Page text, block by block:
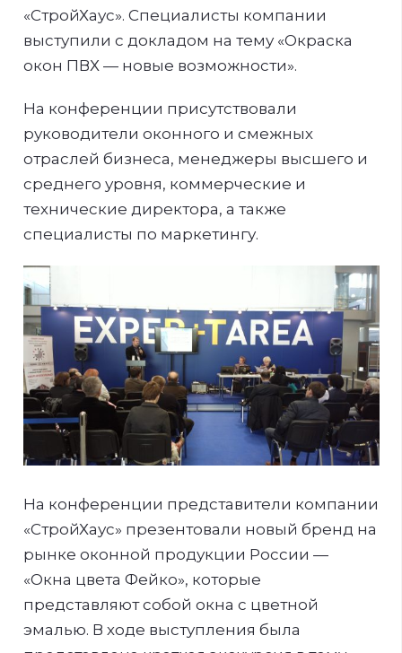
«СтройХаус». Специалисты компании
выступили с докладом на тему «Окраска
окон ПВХ — новые возможности».
На конференции присутствовали
руководители оконного и смежных
отраслей бизнеса, менеджеры высшего и
среднего уровня, коммерческие и
технические директора, а также
специалисты по маркетингу.
На конференции представители компании
«СтройХаус» презентовали новый бренд на
рынке оконной продукции России —
«Окна цвета Фейко», которые
представляют собой окна с цветной
эмалью. В ходе выступления была